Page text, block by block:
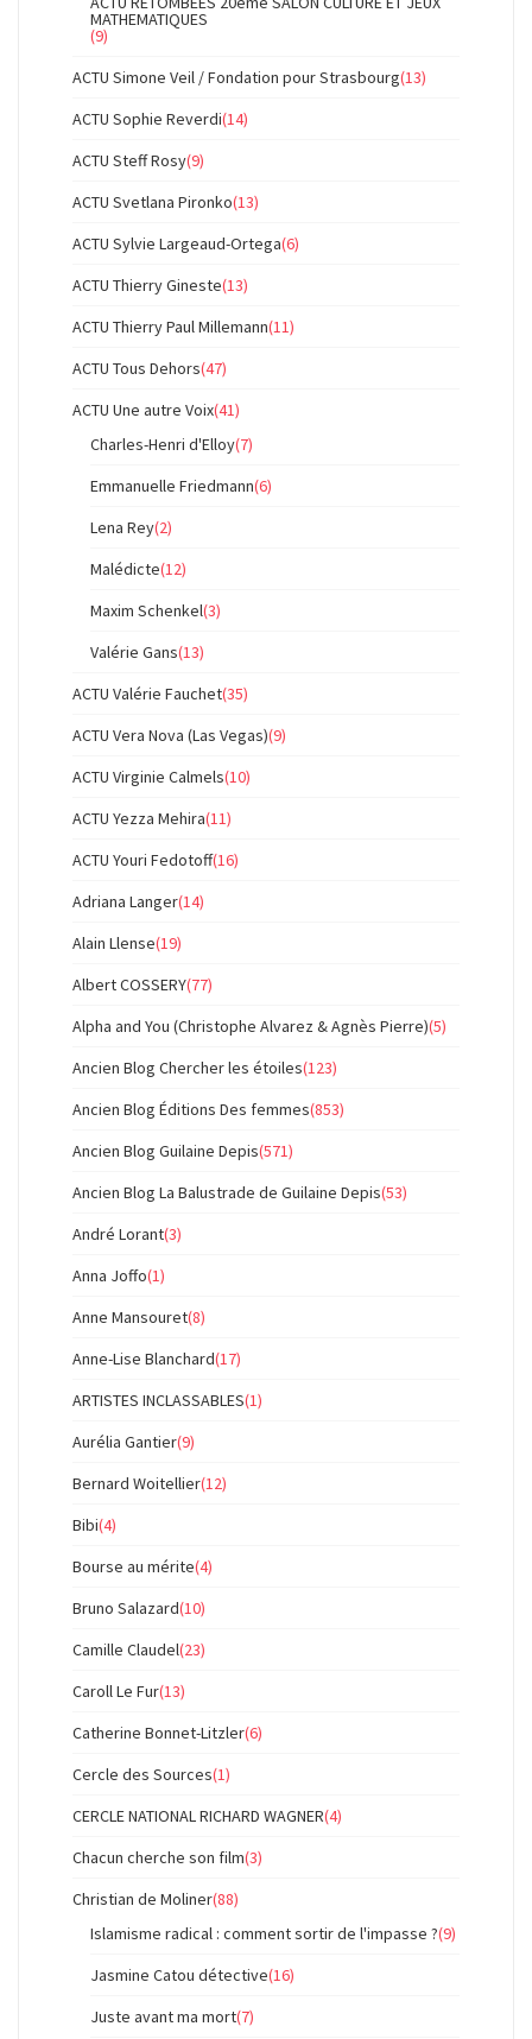
MATHEMATIQUES
(9)
ACTU Simone Veil / Fondation pour Strasbourg(13)
ACTU Sophie Reverdi(14)
ACTU Steff Rosy(9)
ACTU Svetlana Pironko(13)
ACTU Sylvie Largeaud-Ortega(6)
ACTU Thierry Gineste(13)
ACTU Thierry Paul Millemann(11)
ACTU Tous Dehors(47)
ACTU Une autre Voix(41)
Charles-Henri d'Elloy(7)
Emmanuelle Friedmann(6)
Lena Rey(2)
Malédicte(12)
Maxim Schenkel(3)
Valérie Gans(13)
ACTU Valérie Fauchet(35)
ACTU Vera Nova (Las Vegas)(9)
ACTU Virginie Calmels(10)
ACTU Yezza Mehira(11)
ACTU Youri Fedotoff(16)
Adriana Langer(14)
Alain Llense(19)
Albert COSSERY(77)
Alpha and You (Christophe Alvarez & Agnès Pierre)(5)
Ancien Blog Chercher les étoiles(123)
Ancien Blog Éditions Des femmes(853)
Ancien Blog Guilaine Depis(571)
Ancien Blog La Balustrade de Guilaine Depis(53)
André Lorant(3)
Anna Joffo(1)
Anne Mansouret(8)
Anne-Lise Blanchard(17)
ARTISTES INCLASSABLES(1)
Aurélia Gantier(9)
Bernard Woitellier(12)
Bibi(4)
Bourse au mérite(4)
Bruno Salazard(10)
Camille Claudel(23)
Caroll Le Fur(13)
Catherine Bonnet-Litzler(6)
Cercle des Sources(1)
CERCLE NATIONAL RICHARD WAGNER(4)
Chacun cherche son film(3)
Christian de Moliner(88)
Islamisme radical : comment sortir de l'impasse ?(9)
Jasmine Catou détective(16)
Juste avant ma mort(7)